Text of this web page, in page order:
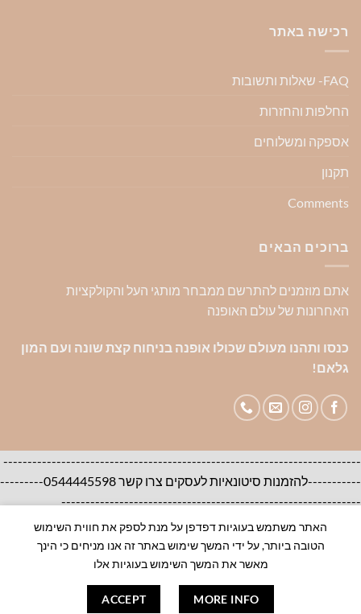
רכישה באתר
FAQ- שאלות ותשובות
החלפות והחזרות
אספקה ומשלוחים
תקנון
Comments
ברוכים הבאים
אתם מוזמנים להתרשם ממבחר מותגי העל והקולקציות
האחרונות של עולם האופנה
כנסו ותהנו מעולם שכולו אופנה בניחוח קצת שונה ועם המון
גלאם!
--------------------------------------------------------------------------
-----------להזמנות סיטונאיות לעסקים צרו קשר 0544445598---------
--------------------------------------------------------------
אודות צור קשר שאלות ותשובות
100% ORIGINAL BRANDS-House of Brands
האתר משתמש בעוגיות דפדפן על מנת לספק את חווית השימוש
הטובה ביותר, על ידי המשך שימוש באתר זה אנו מניחים כי הינך
מאשר את המשך השימוש בעוגיות אלו
MORE INFO
ACCEPT